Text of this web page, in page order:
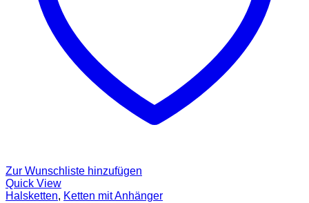
Zur Wunschliste hinzufügen
Quick View
Halsketten, Ketten mit Anhänger